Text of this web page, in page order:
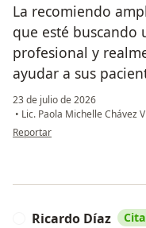
La recomiendo
que esté buscando
profesional y
ayudar a sus
23 de julio de 2026
• Lic. Paola Michelle Chávez
en opinión del usuario Aldara
Reportar
Ricardo Díaz